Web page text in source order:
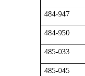
484-947
484-950
485-033
485-045